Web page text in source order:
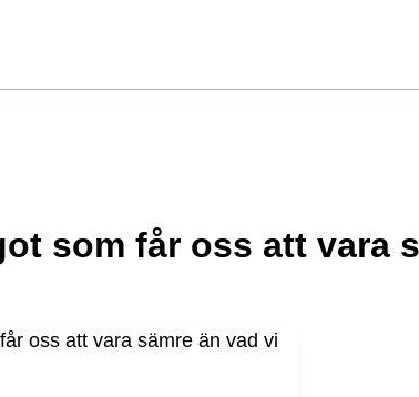
som får oss att vara